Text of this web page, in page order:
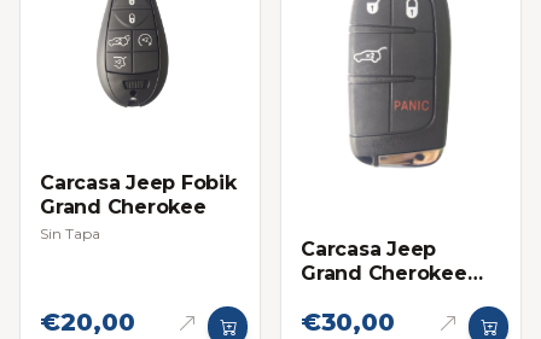
Carcasa Jeep Fobik
Grand Cherokee
Sin Tapa
€20,00
Carcasa Jeep
Grand Cherokee
€30,00